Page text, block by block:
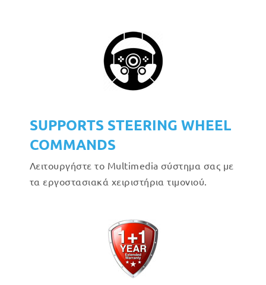
SUPPORTS STEERING WHEEL
COMMANDS
Λειτουργήστε το Multimedia σύστημα σας με
τα εργοστασιακά χειριστήρια τιμονιού.